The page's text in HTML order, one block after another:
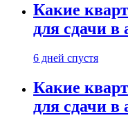
Какие
для сдачи в
6 дней спустя
Какие
для сдачи в